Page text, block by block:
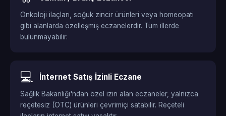
Onkoloji ilaçları, soğuk zincir ürünleri veya homeopati
gibi alanlarda özelleşmiş eczanelerdir. Tüm illerde
bulunmayabilir.
💻 İnternet Satış İzinli Eczane
Sağlık Bakanlığı'ndan özel izin alan eczaneler, yalnızca
reçetesiz (OTC) ürünleri çevrimiçi satabilir. Reçeteli